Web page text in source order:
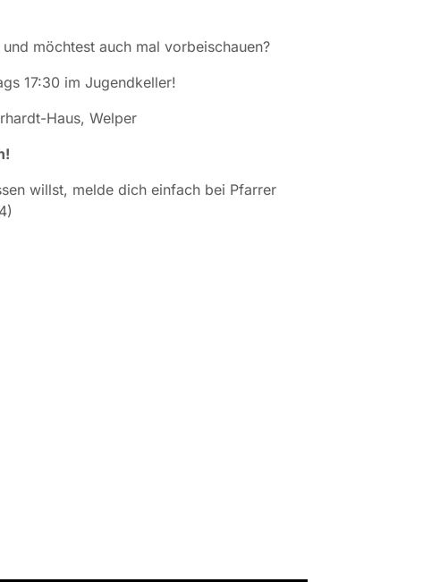
möchtest auch mal vorbeischauen?
17:30 im Jugendkeller!
Haus, Welper
willst, melde dich einfach bei Pfarrer